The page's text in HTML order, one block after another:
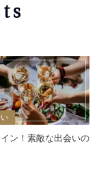
ン！素敵な出会いの